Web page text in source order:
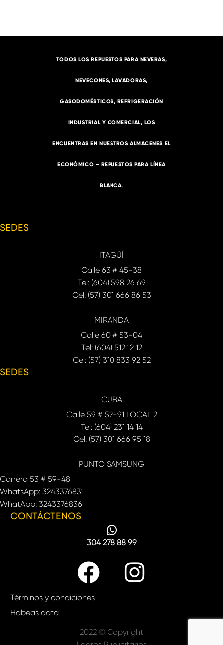
TODOS LOS REPUESTOS PARA NEVERAS,
NEVECONES, LAVADORAS,
GASODOMÉSTICOS, REFRIGERACIÓN
INDUSTRIAL Y COMERCIAL, LOS
ENCUENTRAS EN NUESTROS ALMACENES EL
ECONÓMICO – REPUESTOS PARA LÍNEA
BLANCA.
SEDES
ITAGÜÍ
Calle 63 # 45-38
Tel: (604) 598 26 69
Cel: (57) 301 666 86 53
MIRANDA
Calle 60 # 53-04
Tel: (604) 512 12 12
Cel: (57) 310 833 92 52
SEDES
CUBA
Calle 59 # 52-91 LOCAL 2
Tel: (604) 231 14 14
Cel: (57) 301 666 95 18
PUNTO SAMSUNG
Carrera 53 # 59-48
WhatsApp: 3243376831
WhatApp: 3243376836
CONTÁCTENOS
304 278 88 99
Términos y condiciones
Habeas data
2022 © Copyright